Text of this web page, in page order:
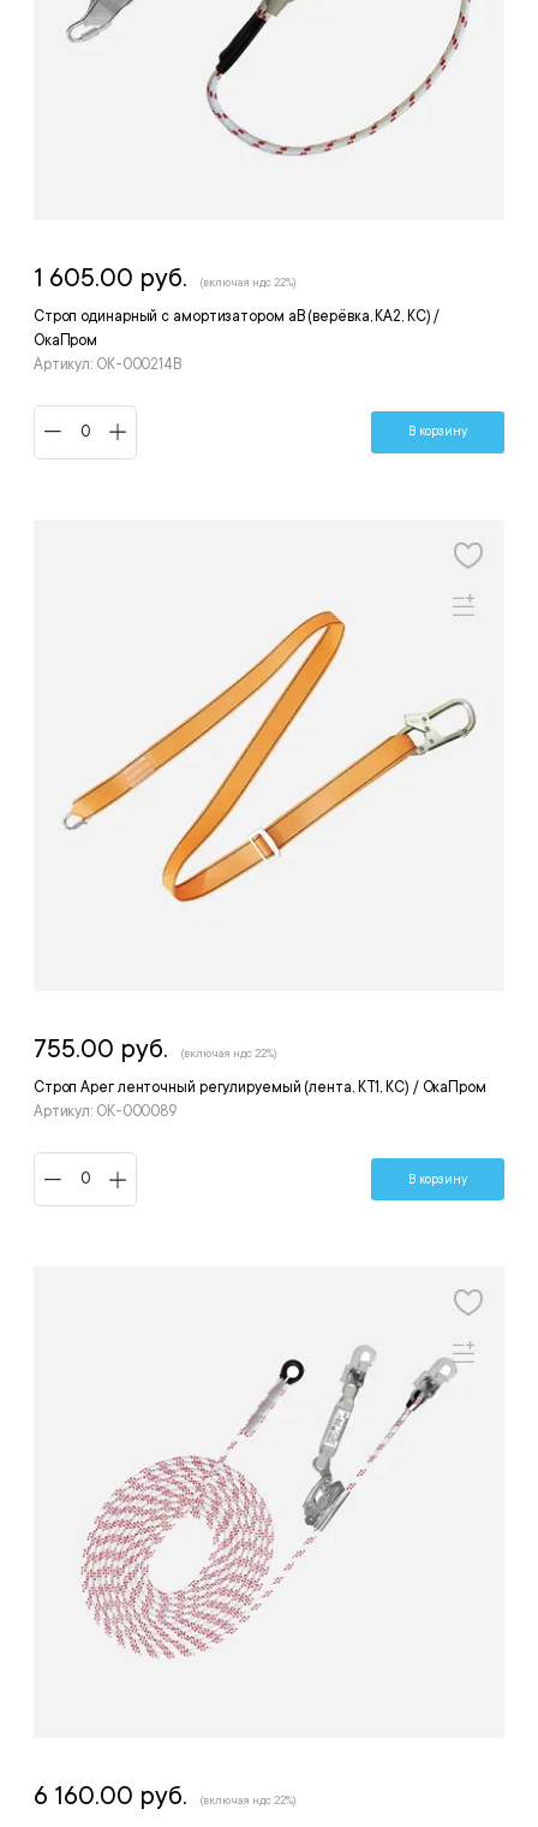
Строп одинарный с амортизатором аВ (верёвка, КА2, КС) /
ОкаПром
Артикул: ОК-000214В
1 605.00 руб. (включая ндс 22%)
В корзину
Строп Арег ленточный регулируемый (лента, КТ1, КС) / ОкаПром
Артикул: ОК-000089
755.00 руб. (включая ндс 22%)
В корзину
6 160.00 руб. (включая ндс 22%)